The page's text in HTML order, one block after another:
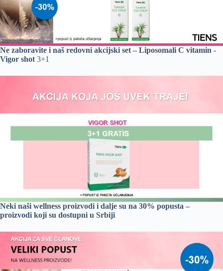
Ne zaboravite i naš redovni akcijski set – Liposomali C vitamin -
Vigor shot3+1
Neki naši wellness proizvodi i dalje su na 30% popusta –
proizvodi koji su dostupni u Srbiji